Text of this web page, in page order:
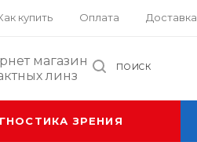
купить Оплата Доставка
магазин
линз
ПОИСК
ЗРЕНИЯ